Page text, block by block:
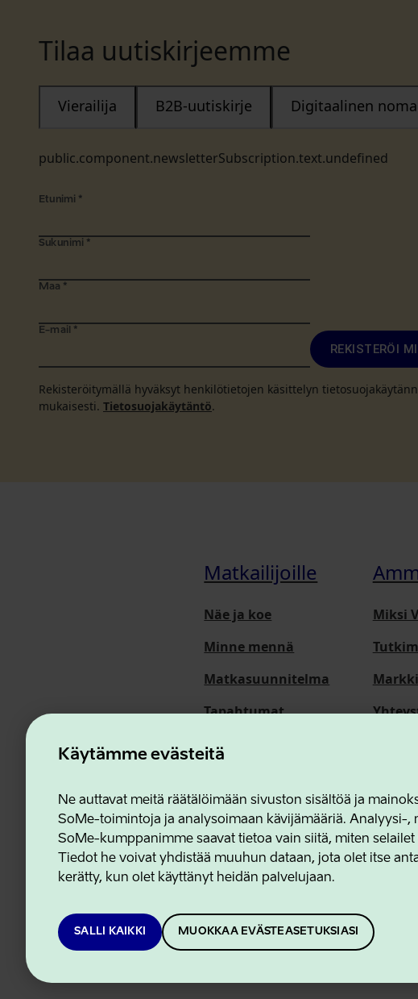
Käytämme evästeitä
Ne auttavat meitä räätälöimään sivuston sisältöä ja
SoMe-toimintoja ja analysoimaan kävijämääriä. Analyysi-,
SoMe-kumppanimme saavat tietoa vain siitä, miten selailet
Tiedot he voivat yhdistää muuhun dataan, jota olet itse
kerätty, kun olet käyttänyt heidän palvelujaan.
SALLI KAIKKI MUOKKAA EVÄSTEASETUKSIASI
Tilaa uutiskirjeemme
public.component.newsletterSubscription.text.undefined
Vierailija B2B-uutiskirje Digitaalinen
Etunimi *
Sukunimi *
Maa *
E-mail *
REKISTERÖI
Rekisteröitymällä hyväksyt henkilötietojen käsittelyn
mukaisesti. Tietosuojakäytäntö.
Matkailijoille
Näe ja koe
Minne mennä
Matkasuunnitelma
Tapahtumat
Meistä
Miksi
Estonian Business and Innovation